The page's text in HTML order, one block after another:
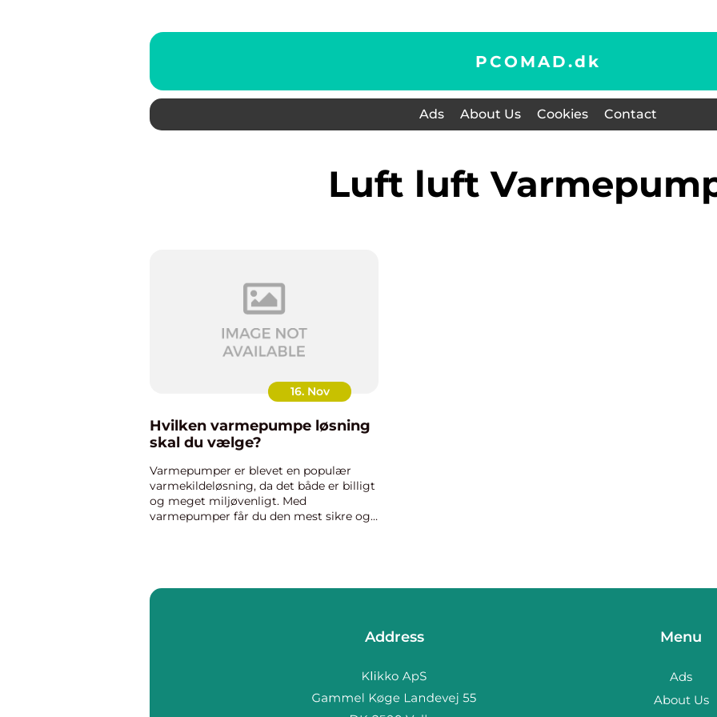
PCOMAD.dk
Ads About Us Cookies Contact
luft luft
16. Nov
Hvilken varmepumpe løsning
skal du vælge?
Varmepumper er blevet en populær
varmekildeløsning, da det både er billigt
og meget miljøvenligt. Med
varmepumper får du den mest sikre og
Address Menu
Ads
About Us